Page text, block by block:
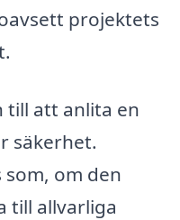
projektets
till att anlita en
säkerhet.
som, om den
till allvarliga